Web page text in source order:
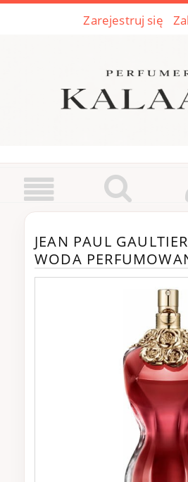
Zarejestruj się
JEAN PAUL
WODA